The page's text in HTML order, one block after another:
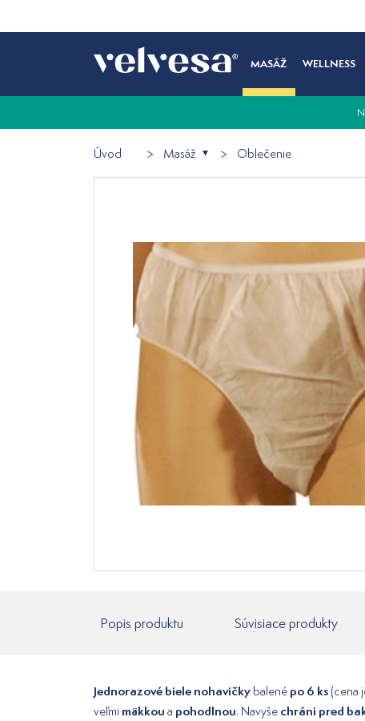
MASÁŽ WELLNESS
Úvod Masáž Oblečenie
Popis produktu Súvisiace produkty
Jednorazové biele nohavičky balené po 6 ks (cena
veľmi mäkkou a pohodlnou. Navyše chráni pred